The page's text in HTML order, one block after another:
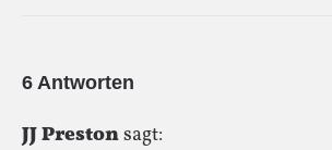
6 Antworten
JJ Prestonsagt: